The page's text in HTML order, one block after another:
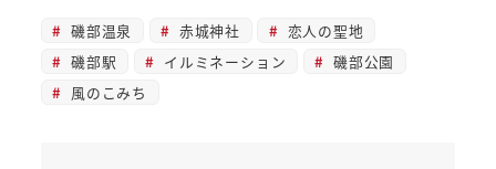
磯部温泉 赤城神社
恋人の聖地
磯部駅
イルミネーション
磯部公園
風のこみち